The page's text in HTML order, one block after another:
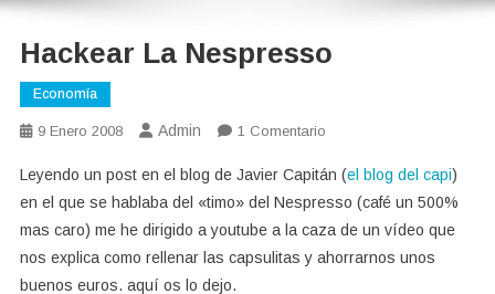
Hackear La Nespresso
Economía
9 Enero 2008 Admin 1 ComentarioEn
La
Nespresso
Leyendo un post en el blog de Javier Capitán (el blog del capi)
en el que se hablaba del «timo» del Nespresso (café un 500%
mas caro) me he dirigido a youtube a la caza de un vídeo que
nos explica como rellenar las capsulitas y ahorrarnos unos
buenos euros. aquí os lo dejo.